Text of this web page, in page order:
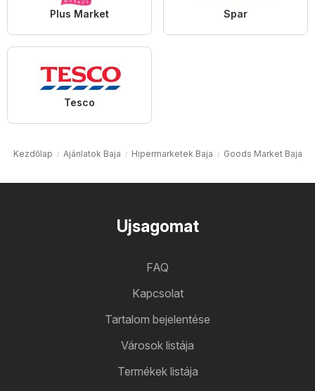
Plus Market Spar
Tesco
Kezdőlap Ajánlatok Baja Hipermarketek Baja Goods Market Baja
Ujsagomat
FAQ
Kapcsolat
Tartalom bejelentése
Városok listája
Termékek listája